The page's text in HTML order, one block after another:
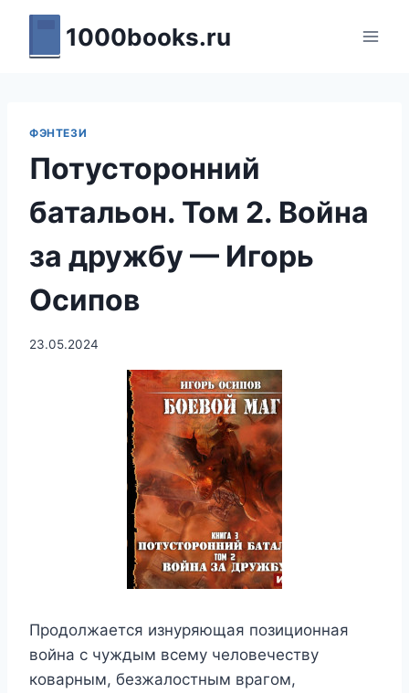
Перейти
содержимому
1000books.ru
ФЭНТЕЗИ
Потусторонний
батальон. Том 2. Война
за дружбу — Игорь
Осипов
23.05.2024
Продолжается изнуряющая позиционная
война с чуждым всему человечеству
коварным, безжалостным врагом,